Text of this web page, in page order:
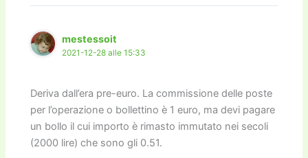
mestessoit
2021-12-28 alle 15:33
Deriva dall’era pre-euro. La commissione delle poste
per l’operazione o bollettino è 1 euro, ma devi pagare
un bollo il cui importo è rimasto immutato nei secoli
(2000 lire) che sono gli 0.51.